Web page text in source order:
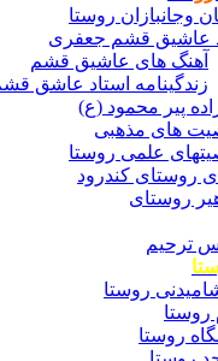
وجانبازان روستا
عاشیق قشم جعفری
آهنگ های عاشیق قشم
زندگینامه استاد عاشق
پیر محمود (ع)
های مذهبی
علمی روستا
روستای کندرود
روستای
ترحیم
روستا
روستا
روستا